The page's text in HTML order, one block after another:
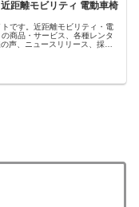
距離モビリティ 電動車椅
です。近距離モビリティ・電
商品・サービス、各種レンタ
声、ニュースリリース、採用